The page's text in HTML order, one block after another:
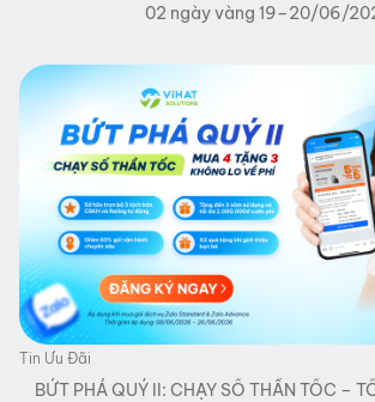
02 ngày vàng 19–20/06/
Tin Ưu Đãi
BỨT PHÁ QUÝ II: CHẠY SỐ THẦN TỐC –